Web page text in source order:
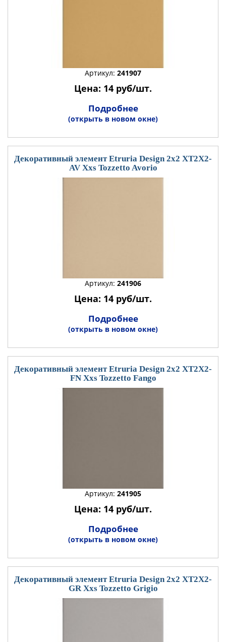
Артикул: 241907
Цена: 14 руб/шт.
Подробнее
(открыть в новом окне)
Декоративный элемент Etruria Design 2x2 XT2X2-
AV Xxs Tozzetto Avorio
Артикул: 241906
Цена: 14 руб/шт.
Подробнее
(открыть в новом окне)
Декоративный элемент Etruria Design 2x2 XT2X2-
FN Xxs Tozzetto Fango
Артикул: 241905
Цена: 14 руб/шт.
Подробнее
(открыть в новом окне)
Декоративный элемент Etruria Design 2x2 XT2X2-
GR Xxs Tozzetto Grigio